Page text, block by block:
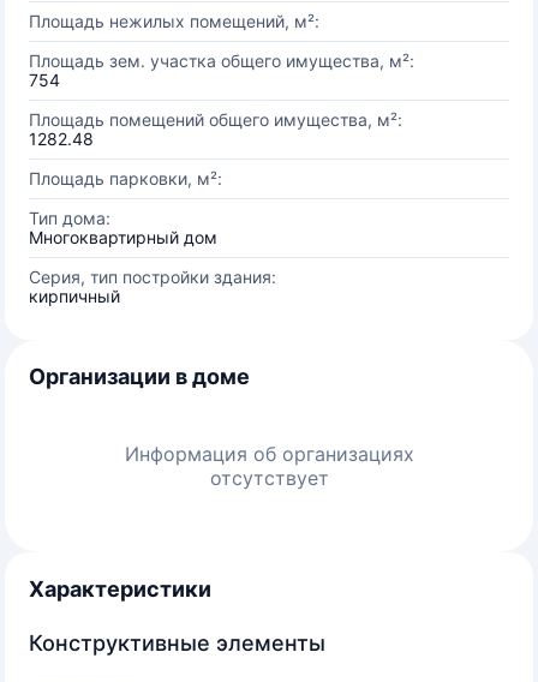
Площадь нежилых помещений, м²:
Площадь зем. участка общего имущества, м²:
754
Площадь помещений общего имущества, м²:
1282.48
Площадь парковки, м²:
Тип дома:
Многоквартирный дом
Серия, тип постройки здания:
кирпичный
Организации в доме
Информация об организациях
отсутствует
Характеристики
Конструктивные элементы